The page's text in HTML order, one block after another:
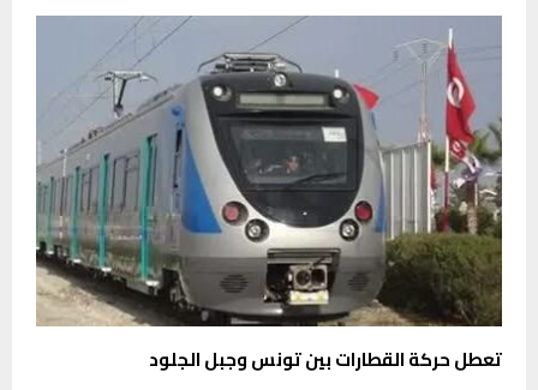
تعطل حركة القطارات بين تونس وجبل الجلود